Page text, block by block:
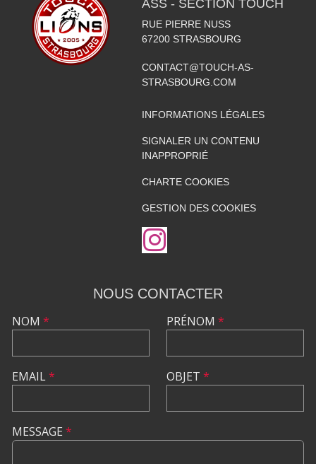
ASS - SECTION TOUCH
RUE PIERRE NUSS
67200 STRASBOURG
CONTACT@TOUCH-AS-
STRASBOURG.COM
INFORMATIONS LÉGALES
SIGNALER UN CONTENU
INAPPROPRIÉ
CHARTE COOKIES
GESTION DES COOKIES
NOUS CONTACTER
NOM *
EMAIL*
PRÉNOM *
OBJET *
MESSAGE *